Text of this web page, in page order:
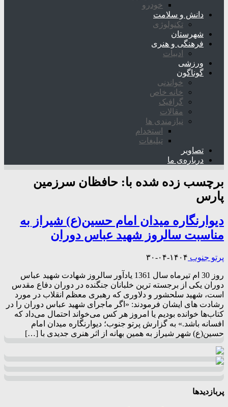
خودرو
دانش و سلامت
تکنولوژی
شهرستان
فرهنگی و هنری
ادبیات
ورزشی
گوناگون
خواندنی
خانه خاص
گرافیک
مقالات
نیازمندی ها
استخدام
تبلیغات
تصاویر
درباره‌ی ما
برچسب زده شده با: حافظان سرزمین
پارس
دیوارنگاره میدان امام حسین(ع) شیراز به
مناسبت سالروز شهید عباس دوران
پرتو جنوب ۱۴۰۴-۰۴-۳۰
روز 30 ام تیرماه سال 1361 یادآور سالروز شهادت شهید عباس
دوران یکی از برجسته ترین خلبانان جنگنده در دوران دفاع مقدس
است، شهید سلحشور و دلاوری که رهبری معظم انقلاب در مورد
رشادت های ایشان فرمودند: «اگر ماجرای شهید عباس دوران را در
کتاب‌ها خوانده بودیم یا امروز هر کس می‌خواند احتمال می‌داد که
افسانه باشد.» به گزارش پرتو جنوب؛ دیوارنگاره میدان امام
حسین(ع) شهر شیراز به همین بهانه از اثر هنری جدیدی با […]
پربازدیدها